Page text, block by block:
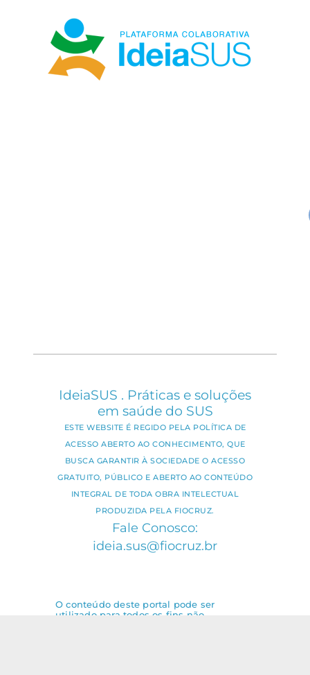
IdeiaSUS . Práticas e soluções
em saúde do SUS
ESTE WEBSITE É REGIDO PELA POLÍTICA DE
ACESSO ABERTO AO CONHECIMENTO, QUE
BUSCA GARANTIR À SOCIEDADE O ACESSO
GRATUITO, PÚBLICO E ABERTO AO CONTEÚDO
INTEGRAL DE TODA OBRA INTELECTUAL
PRODUZIDA PELA FIOCRUZ.
Fale Conosco:
ideia.sus@fiocruz.br
O conteúdo deste portal pode ser
utilizado para todos os fins não